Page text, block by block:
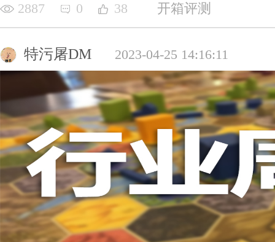
2887 0 38 开箱评测
特污屠DM 2023-04-25 14:16:11